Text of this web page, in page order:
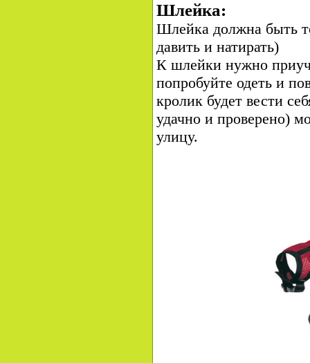
Шлейка:
Шлейка должна быть
давить и натирать)
К шлейки нужно
попробуйте одеть и
кролик будет вести
удачно и проверено)
улицу.